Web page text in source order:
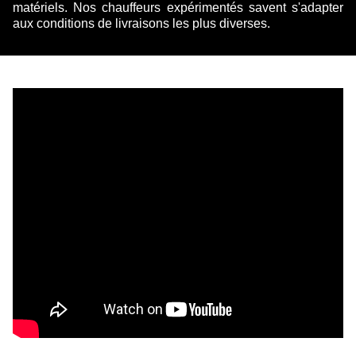
matériels. Nos chauffeurs expérimentés savent s'adapter
aux conditions de livraisons les plus diverses.